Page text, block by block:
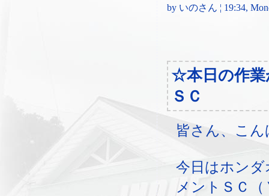
by いのさん ¦ 19:34,
☆本日の作
ＳＣ
皆さん、こ
今日はホン
メントＳＣ